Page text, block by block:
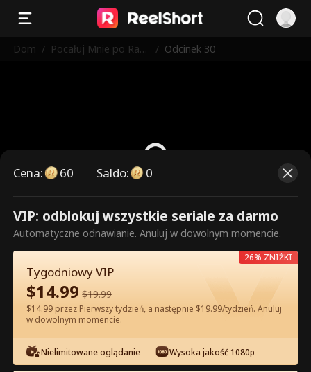
Dom / Pocałuj Mnie po Raz
/ Odcinek 30
To są płatne odcinki. Odblokuj,
aby oglądać.
60
Cena: 60 Saldo: 0
VIP: odblokuj wszystkie seriale za darmo
Automatyczne odnawianie. Anuluj w dowolnym momencie.
Tygodniowy VIP
$14.99 $19.99
$14.99 przez Pierwszy tydzień, a następnie $19.99/tydzień. Anuluj
w dowolnym momencie.
Nielimitowane oglądanie Wysoka jakość 1080p
26% ZNIŻKI